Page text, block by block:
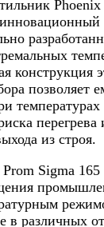
Phoenix
конструкция
позволяет
перегрева
из строя.
Sigma 165
в различных